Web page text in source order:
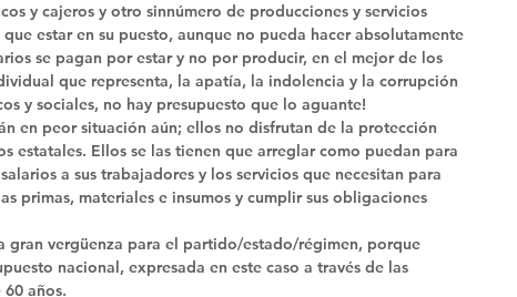
y cajeros y otro sinnúmero de producciones y servicios
estar en su puesto, aunque no pueda hacer absolutamente
se pagan por estar y no por producir, en el mejor de los
que representa, la apatía, la indolencia y la corrupción
y sociales, no hay presupuesto que lo aguante!
en peor situación aún; ellos no disfrutan de la protección
estatales. Ellos se las tienen que arreglar como puedan para
a sus trabajadores y los servicios que necesitan para
primas, materiales e insumos y cumplir sus obligaciones
gran vergüenza para el partido/estado/régimen, porque
nacional, expresada en este caso a través de las
años.